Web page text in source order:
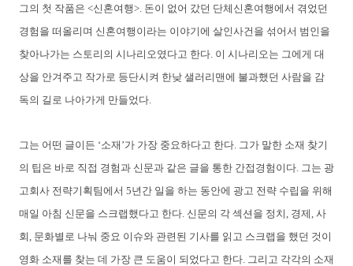
그의 첫 작품은 <신혼여행>. 돈이 없어 갔던 단체신혼여행에서 겪었던
경험을 떠올리며 신혼여행이라는 이야기에 살인사건을 섞어서 범인을
찾아나가는 스토리의 시나리오였다고 한다. 이 시나리오는 그에게 대
상을 안겨주고 작가로 등단시켜 한낮 샐러리맨에 불과했던 사람을 감
독의 길로 나아가게 만들었다.
그는 어떤 글이든 ‘소재’가 가장 중요하다고 한다. 그가 말한 소재 찾기
의 팁은 바로 직접 경험과 신문과 같은 글을 통한 간접경험이다. 그는 광
고회사 전략기획팀에서 5년간 일을 하는 동안에 광고 전략 수립을 위해
매일 아침 신문을 스크랩했다고 한다. 신문의 각 섹션을 정치, 경제, 사
회, 문화별로 나눠 중요 이슈와 관련된 기사를 읽고 스크랩을 했던 것이
영화 소재를 찾는 데 가장 큰 도움이 되었다고 한다. 그리고 각각의 소재